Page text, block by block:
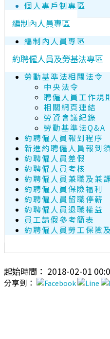
個人專戶制專區
編制內人員專區
編制內人員專區
約聘僱人員及勞基法專區
勞動基準法相關法令
中央法令
聘僱人員工作規
相關網頁連結
勞資會議紀錄
勞動基準法Q&A
約聘僱人員報到程序
新進約聘僱人員報到
約聘僱人員差假
約聘僱人員考核
約聘僱人員兼職及兼
約聘僱人員保險福利
約聘僱人員留職停薪
約聘僱人員退職權益
員工請假參考簡表
約聘僱人員勞工保險
起始時間： 2018-02-01
分享到：